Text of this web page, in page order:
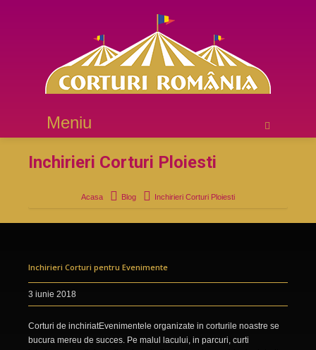
Meniu
Inchirieri Corturi Ploiesti
Acasa Blog Inchirieri Corturi Ploiesti
Inchirieri Corturi pentru Evenimente
3 iunie 2018
Corturi de inchiriatEvenimentele organizate in corturile noastre se
bucura mereu de succes. Pe malul lacului, in parcuri, curti